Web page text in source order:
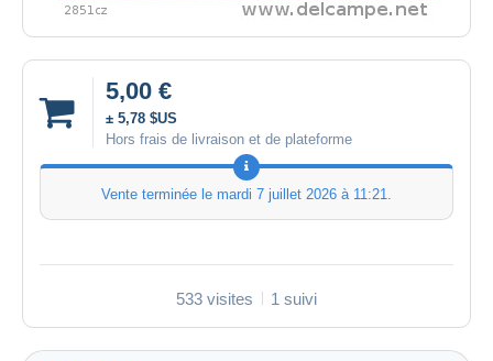
5,00 €
± 5,78 $US
Hors frais de livraison et de plateforme
Vente terminée le mardi 7 juillet 2026 à 11:21
533 visites 1 suivi